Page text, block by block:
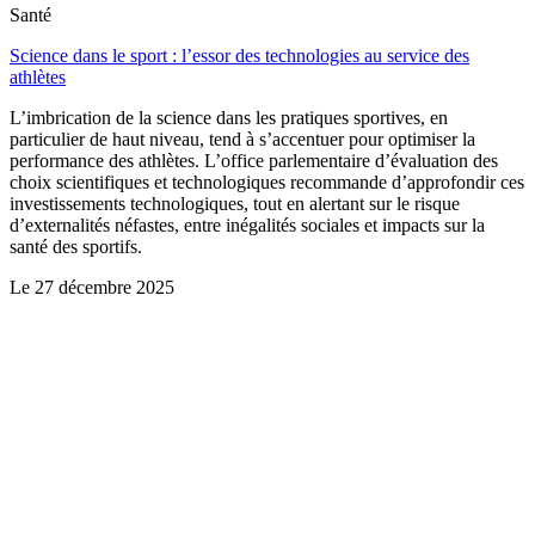
Santé
Science dans le sport : l’essor des technologies au service des
athlètes
L’imbrication de la science dans les pratiques sportives, en
particulier de haut niveau, tend à s’accentuer pour optimiser la
performance des athlètes. L’office parlementaire d’évaluation des
choix scientifiques et technologiques recommande d’approfondir ces
investissements technologiques, tout en alertant sur le risque
d’externalités néfastes, entre inégalités sociales et impacts sur la
santé des sportifs.
Le 27 décembre 2025